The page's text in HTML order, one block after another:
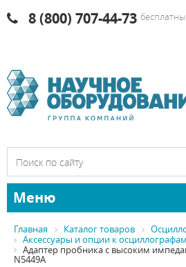
8 (800) 707-44-73
Меню
Главная Каталог товаров
Аксессуары и опции к осциллографам
Адаптер пробника с высоким
N5449A